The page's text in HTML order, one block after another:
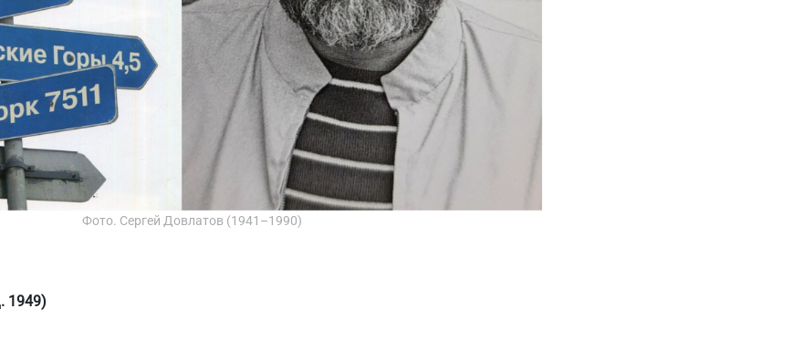
Фото. Сергей Довлатов (1941–1990)
1949)